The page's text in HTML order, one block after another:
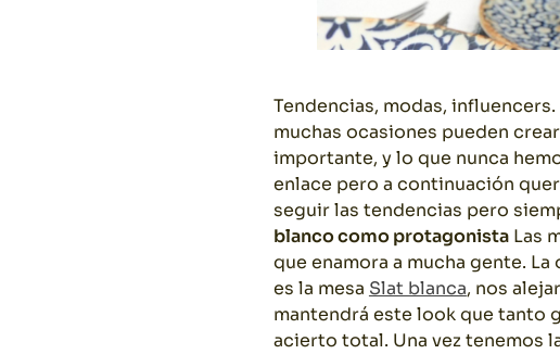
Tendencias, modas, influencers.
muchas ocasiones pueden
importante, y lo que nunca
enlace pero a continuación
seguir las tendencias pero
blanco como protagonistaLas
que enamora a mucha gente.
es la mesa Slat blanca, nos
mantendrá este look que tanto
acierto total. Una vez tenemos